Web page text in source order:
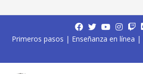
Primeros pasos | Enseñanza en línea |